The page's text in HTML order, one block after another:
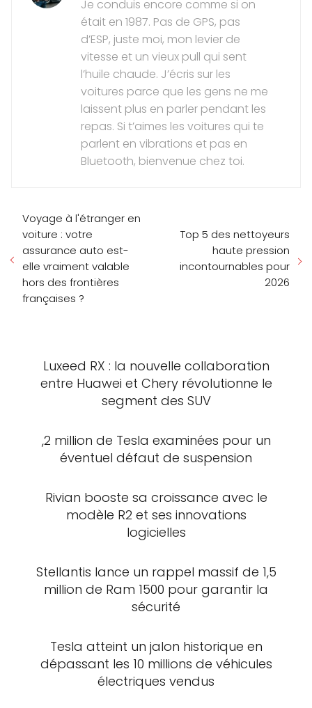
Je conduis encore comme si on
était en 1987. Pas de GPS, pas
d’ESP, juste moi, mon levier de
vitesse et un vieux pull qui sent
l’huile chaude. J’écris sur les
voitures parce que les gens ne me
laissent plus en parler pendant les
repas. Si t’aimes les voitures qui te
parlent en vibrations et pas en
Bluetooth, bienvenue chez toi.
Voyage à l'étranger en
voiture : votre
assurance auto est-
elle vraiment valable
hors des frontières
françaises ?
Top 5 des nettoyeurs
haute pression
incontournables pour
2026
Luxeed RX : la nouvelle collaboration
entre Huawei et Chery révolutionne le
segment des SUV
,2 million de Tesla examinées pour un
éventuel défaut de suspension
Rivian booste sa croissance avec le
modèle R2 et ses innovations
logicielles
Stellantis lance un rappel massif de 1,5
million de Ram 1500 pour garantir la
sécurité
Tesla atteint un jalon historique en
dépassant les 10 millions de véhicules
électriques vendus